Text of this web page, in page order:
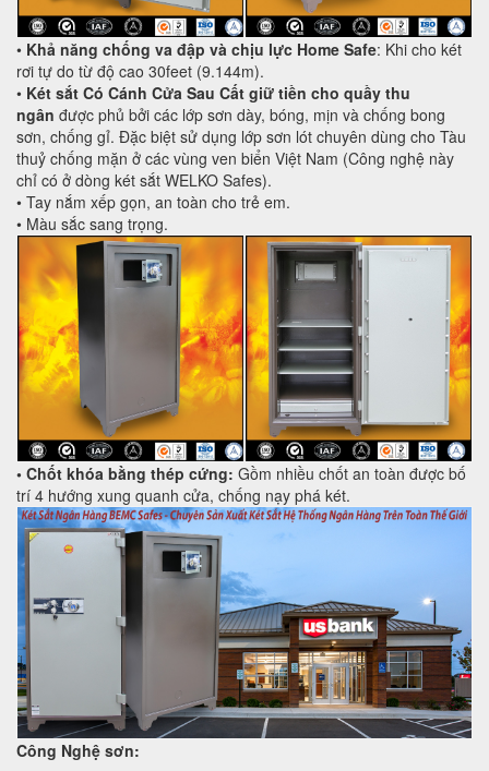
• Khả năng chống va đập và chịu lực Home Safe: Khi cho két
rơi tự do từ độ cao 30feet (9.144m).
• Két sắt Có Cánh Cửa Sau Cất giữ tiền cho quầy thu
ngân được phủ bởi các lớp sơn dày, bóng, mịn và chống bong
sơn, chống gỉ. Đặc biệt sử dụng lớp sơn lót chuyên dùng cho Tàu
thuỷ chống mặn ở các vùng ven biển Việt Nam (Công nghệ này
chỉ có ở dòng két sắt WELKO Safes).
• Tay nắm xếp gọn, an toàn cho trẻ em.
• Màu sắc sang trọng.
• Chốt khóa bằng thép cứng: Gồm nhiều chốt an toàn được bố
trí 4 hướng xung quanh cửa, chống nạy phá két.
Công Nghệ sơn: